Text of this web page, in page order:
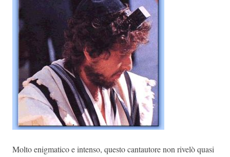
Molto enigmatico e intenso, questo cantautore non rivelò quasi